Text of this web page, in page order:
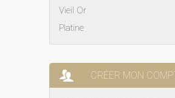
Vieil Or
Platine
CRÉER MON